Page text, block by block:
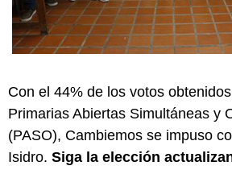
Con el 44% de los votos
Primarias Abiertas Simultáneas y
(PASO), Cambiemos se impuso
Isidro. Siga la elección